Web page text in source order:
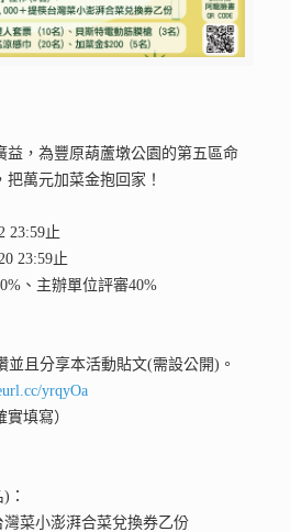
益，為豐原葫蘆墩公園的第五區命
萬元加菜金抱回家！
23:59止
23:59止
、主辦單位評審40%
並且分享本活動貼文(需設公開)。
yrqyOa
實填寫）
：
灣菜小澎湃合菜兌換券乙份